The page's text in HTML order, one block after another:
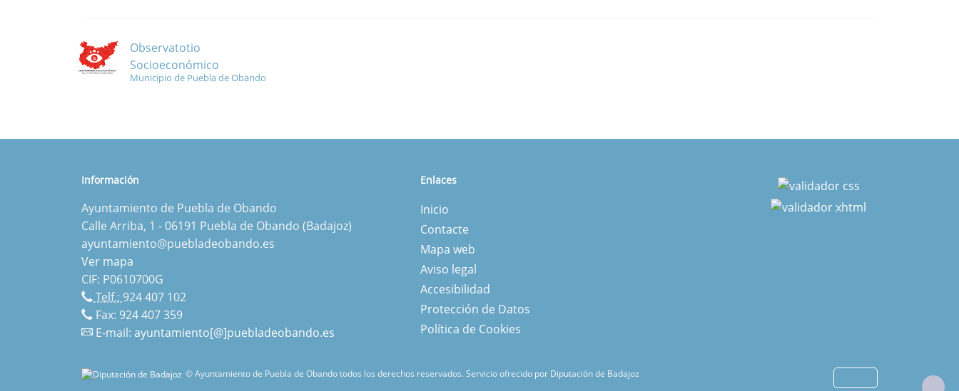
Observatotio
Socioeconómico
Municipio de Puebla de Obando
Información
Ayuntamiento de Puebla de Obando
Calle Arriba, 1 - 06191 Puebla de Obando (Badajoz)
ayuntamiento@puebladeobando.es
Ver mapa
CIF: P0610700G
Telf.:924 407 102
Fax: 924 407 359
E-mail: ayuntamiento[@]puebladeobando.es
Enlaces
Inicio
Contacte
Mapa web
Aviso legal
Accesibilidad
Protección de Datos
Política de Cookies
© Ayuntamiento de Puebla de Obando todos los derechos reservados.Servicio ofrecido por Diputación de Badajoz